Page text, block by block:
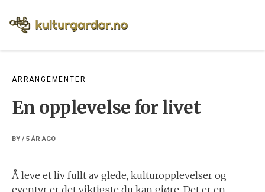
content
ARRANGEMENTER
En opplevelse for livet
BY / 5 ÅR AGO
Å leve et liv fullt av glede, kulturopplevelser og
eventyr er det viktigste du kan gjøre. Det er en